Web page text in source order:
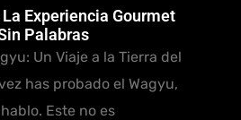
Experiencia Gourmet
Palabras
Un Viaje a la Tierra del
has probado el Wagyu,
Este no es